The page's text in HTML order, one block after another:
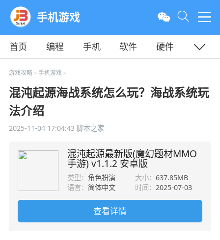
手机游戏
首页 编程 手机 软件
硬件
教程
平面
游戏攻略> 手机游戏>
混沌起源海战系统怎么玩？海战系统玩
法介绍
2025-11-04 17:04:43脚本之家
混沌起源最新版(魔幻题材MMO
手游) v1.1.2 安卓版
类型： 角色扮演 大小： 637.85MB
语言： 简体中文 时间： 2025-07-03
查看详情